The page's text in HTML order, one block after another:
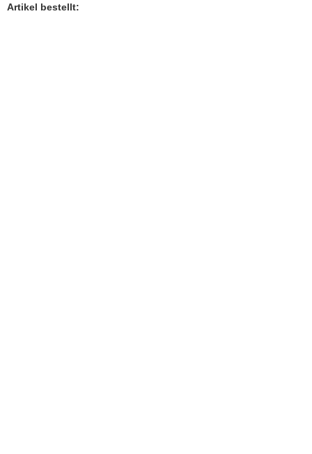
Artikel bestellt: